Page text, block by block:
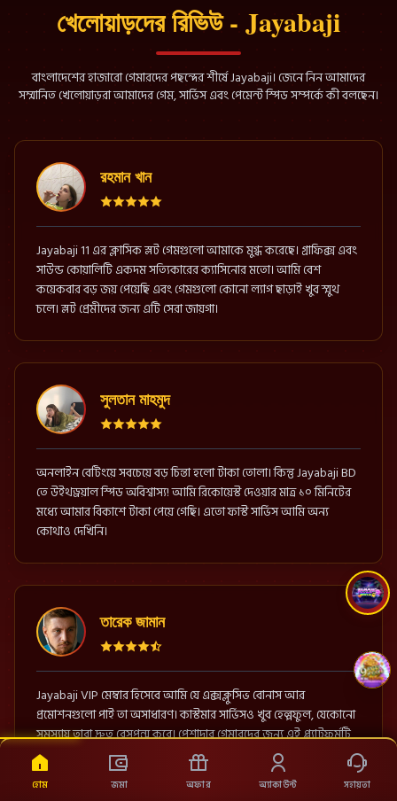
খেলোয়াড়দের রিভিউ - Jayabaji
বাংলাদেশের হাজারো গেমারদের পছন্দের শীর্ষে Jayabaji। জেনে নিন আমাদের
সম্মানিত খেলোয়াড়রা আমাদের গেম, সার্ভিস এবং পেমেন্ট স্পিড সম্পর্কে কী বলছেন।
রহমান খান
Jayabaji 11 এর ক্লাসিক স্লট গেমগুলো আমাকে মুগ্ধ করেছে। গ্রাফিক্স এবং
সাউন্ড কোয়ালিটি একদম সত্যিকারের ক্যাসিনোর মতো। আমি বেশ
কয়েকবার বড় জয় পেয়েছি এবং গেমগুলো কোনো ল্যাগ ছাড়াই খুব স্মুথ
চলে। স্লট প্রেমীদের জন্য এটি সেরা জায়গা।
সুলতান মাহমুদ
অনলাইন বেটিংয়ে সবচেয়ে বড় চিন্তা হলো টাকা তোলা। কিন্তু Jayabaji BD
তে উইথড্রয়াল স্পিড অবিশ্বাস্য! আমি রিকোয়েস্ট দেওয়ার মাত্র ১০ মিনিটের
মধ্যে আমার বিকাশে টাকা পেয়ে গেছি। এতো ফাস্ট সার্ভিস আমি অন্য
কোথাও দেখিনি।
তারেক জামান
Jayabaji VIP মেম্বার হিসেবে আমি যে এক্সক্লুসিভ বোনাস আর
প্রমোশনগুলো পাই তা অসাধারণ। কাস্টমার সার্ভিসও খুব হেল্পফুল, যেকোনো
সমস্যায় তারা দ্রুত রেসপন্স করে। পেশাদার গেমারদের জন্য এই প্ল্যাটফর্মটি
পারফেক্ট।
হোম জমা অফার অ্যাকাউন্ট সহায়তা